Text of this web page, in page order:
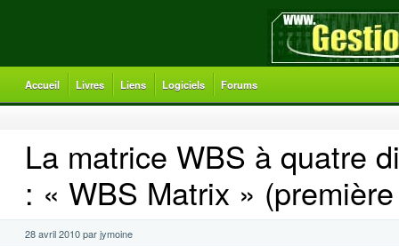
Accueil Livres Liens Logiciels Forums
La matrice WBS à quatre
: « WBS Matrix »
28 avril 2010 par jymoine